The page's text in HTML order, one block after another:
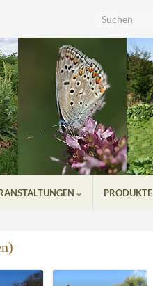
Search for:
PRODUKTE